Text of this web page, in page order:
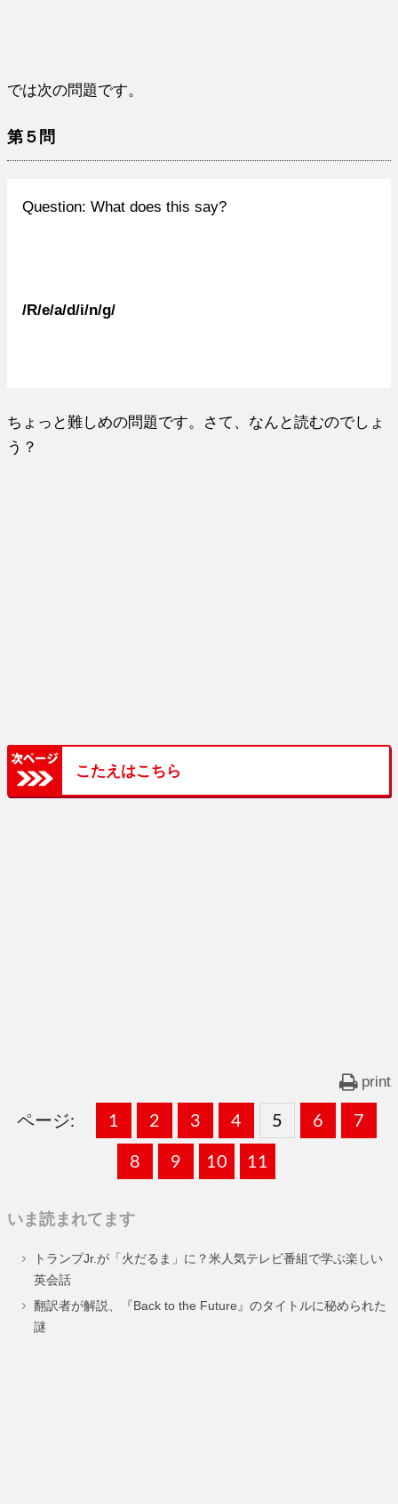
では次の問題です。
第５問
Question: What does this say?
/R/e/a/d/i/n/g/
ちょっと難しめの問題です。さて、なんと読むのでしょ
う？
こたえはこちら
print
ページ:
固
ー
ジ
1 ,
固
ジ
2 ,
固
定
ジ
3 ,
固
定
ジ
4 ,
固
ジ
5 ,
固
ジ
6 ,
固
ジ
7
固
ー
ジ
8 ,
固
ー
ジ
9 ,
固
ー
ジ
10 ,
固
ー
ジ
11
いま読まれてます
トランプJr.が「火だるま」に？米人気テレビ番組で学ぶ楽しい
英会話
翻訳者が解説、『Back to the Future』のタイトルに秘められた
謎